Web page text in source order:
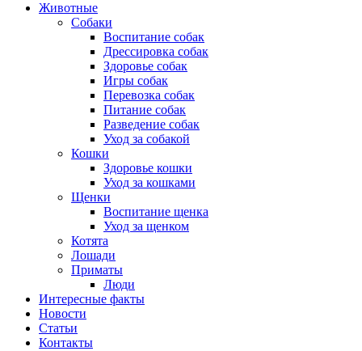
Животные
Собаки
Воспитание собак
Дрессировка собак
Здоровье собак
Игры собак
Перевозка собак
Питание собак
Разведение собак
Уход за собакой
Кошки
Здоровье кошки
Уход за кошками
Щенки
Воспитание щенка
Уход за щенком
Котята
Лошади
Приматы
Люди
Интересные факты
Новости
Статьи
Контакты